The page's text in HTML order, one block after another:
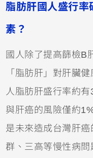
脂肪肝國人盛行率
素？
國人除了提高篩檢B
「脂肪肝」對肝臟
人脂肪肝盛行率約
與肝癌的風險僅約
是未來造成台灣肝
群、三高等慢性病問